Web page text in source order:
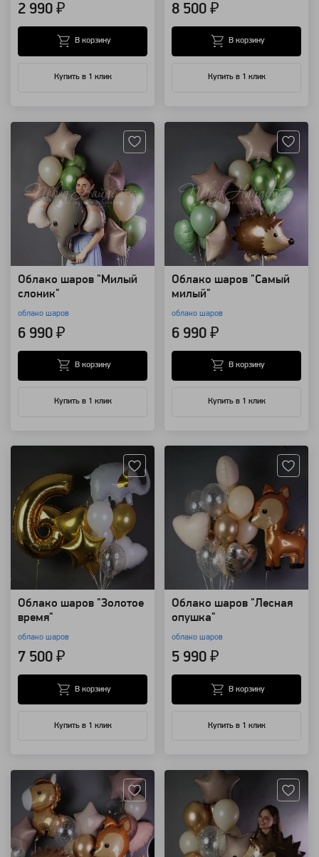
2 990 ₽
Купить в 1 клик
В корзину
8 500 ₽
Купить в 1 клик
В корзину
Облако шаров "Милый
слоник"
облако шаров
6 990 ₽
Купить в 1 клик
В корзину
Облако шаров "Самый
милый"
облако шаров
6 990 ₽
Купить в 1 клик
В корзину
Облако шаров "Золотое
время"
облако шаров
7 500 ₽
Купить в 1 клик
В корзину
Облако шаров "Лесная
опушка"
облако шаров
5 990 ₽
Купить в 1 клик
В корзину